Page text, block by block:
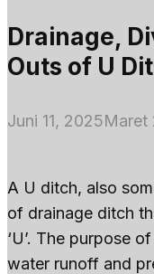
Drainage,
Outs of U
Juni 11, 2025Maret
A U ditch, also
of drainage ditch
‘U’. The purpose
water runoff and